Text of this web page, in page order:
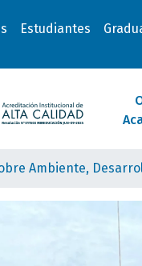
Estudiantes
Ambiente,